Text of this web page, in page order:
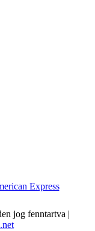
jog fenntartva |